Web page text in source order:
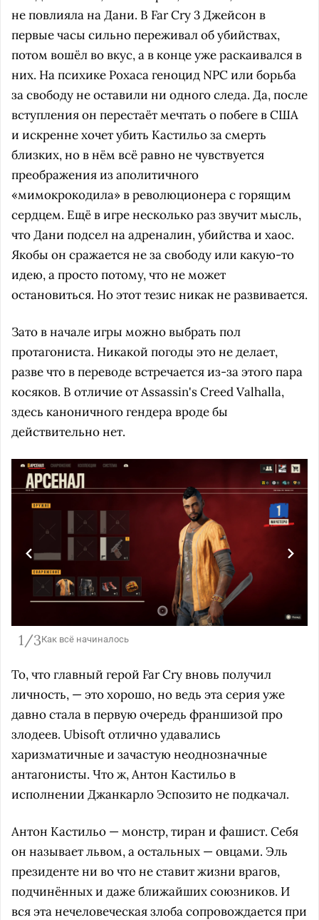
не повлияла на Дани. В Far Cry 3 Джейсон в
первые часы сильно переживал об убийствах,
потом вошёл во вкус, а в конце уже раскаивался в
них. На психике Рохаса геноцид NPC или борьба
за свободу не оставили ни одного следа. Да, после
вступления он перестаёт мечтать о побеге в США
и искренне хочет убить Кастильо за смерть
близких, но в нём всё равно не чувствуется
преображения из аполитичного
«мимокрокодила» в революционера с горящим
сердцем. Ещё в игре несколько раз звучит мысль,
что Дани подсел на адреналин, убийства и хаос.
Якобы он сражается не за свободу или какую-то
идею, а просто потому, что не может
остановиться. Но этот тезис никак не развивается.
Зато в начале игры можно выбрать пол
протагониста. Никакой погоды это не делает,
разве что в переводе встречается из-за этого пара
косяков. В отличие от Assassin's Creed Valhalla,
здесь каноничного гендера вроде бы
действительно нет.
1/3Как всё начиналось
То, что главный герой Far Cry вновь получил
личность, — это хорошо, но ведь эта серия уже
давно стала в первую очередь франшизой про
злодеев. Ubisoft отлично удавались
харизматичные и зачастую неоднозначные
антагонисты. Что ж, Антон Кастильо в
исполнении Джанкарло Эспозито не подкачал.
Антон Кастильо — монстр, тиран и фашист. Себя
он называет львом, а остальных — овцами. Эль
президенте ни во что не ставит жизни врагов,
подчинённых и даже ближайших союзников. И
вся эта нечеловеческая злоба сопровождается при